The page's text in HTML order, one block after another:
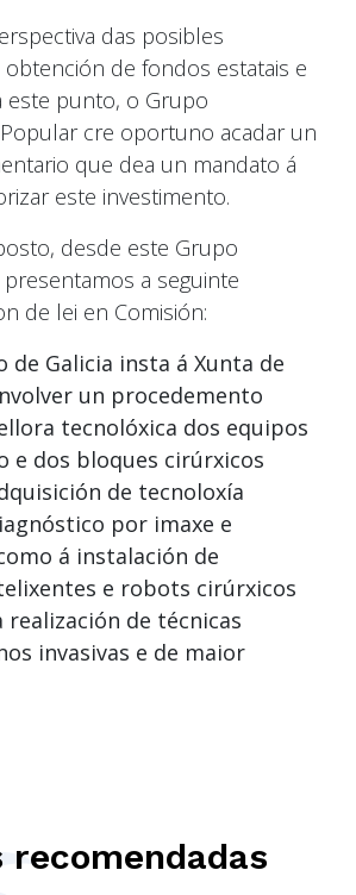
das posibles
obtención de fondos estatais e
este punto, o Grupo
cre oportuno acadar un
que dea un mandato á
este investimento.
desde este Grupo
a seguinte
de lei en Comisión:
de Galicia insta á Xunta de
un procedemento
tecnolóxica dos equipos
e dos bloques cirúrxicos
de tecnoloxía
por imaxe e
á instalación de
e robots cirúrxicos
de técnicas
invasivas e de maior